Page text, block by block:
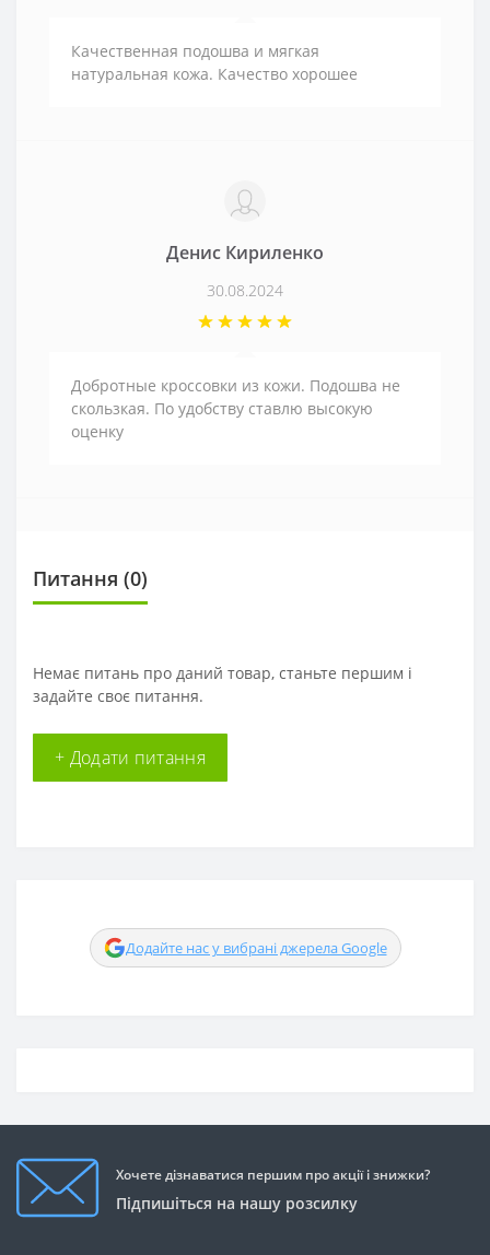
Качественная подошва и мягкая
натуральная кожа. Качество хорошее
Денис Кириленко
30.08.2024
Добротные кроссовки из кожи. Подошва не
скользкая. По удобству ставлю высокую
оценку
Питання (0)
Немає питань про даний товар, станьте першим і
задайте своє питання.
+ Додати питання
Додайте нас у вибрані джерела Google
Хочете дізнаватися першим про акції і знижки?
Підпишіться на нашу розсилку